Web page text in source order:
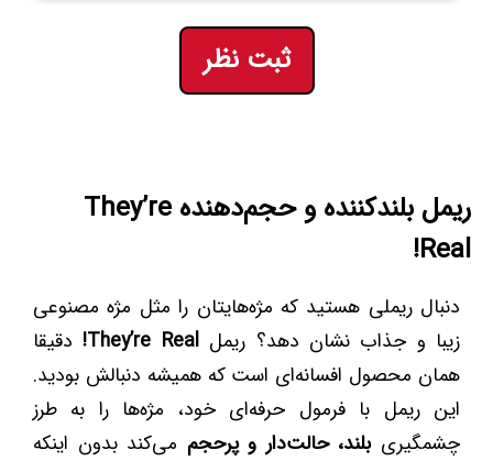
ثبت نظر
ریمل بلندکننده و حجم‌دهنده They’re
Real!
دنبال ریملی هستید که مژه‌هایتان را مثل مژه مصنوعی
زیبا و جذاب نشان دهد؟ ریملThey’re Real!دقیقا
همان محصول افسانه‌ای است که همیشه دنبالش بودید.
این ریمل با فرمول حرفه‌ای خود، مژه‌ها را به طرز
چشمگیریبلند، حالت‌دار و پرحجم می‌کند بدون اینکه